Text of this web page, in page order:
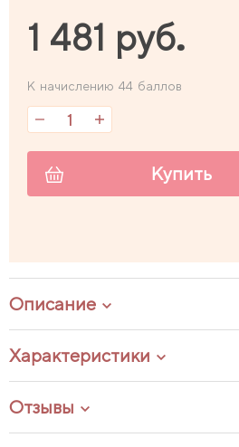
1 481 руб.
К начислению 44 баллов
Купить
Описание
Характеристики
Отзывы